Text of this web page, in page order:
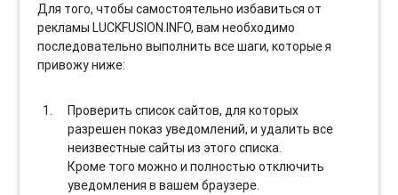
Для того, чтобы самостоятельно избавиться от
рекламы LUCKFUSION.INFO, вам необходимо
последовательно выполнить все шаги, которые я
привожу ниже:
Проверить список сайтов, для которых
разрешен показ уведомлений, и удалить все
неизвестные сайты из этого списка.
Кроме того можно и полностью отключить
уведомления в вашем браузере.